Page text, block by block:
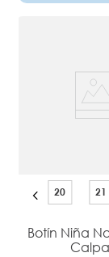
20 21
Botín Niña